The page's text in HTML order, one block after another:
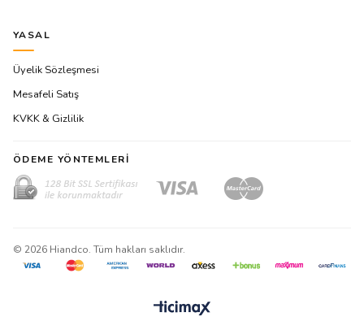
YASAL
Üyelik Sözleşmesi
Mesafeli Satış
KVKK & Gizlilik
ÖDEME YÖNTEMLERI
© 2026 Hiandco. Tüm hakları saklıdır.